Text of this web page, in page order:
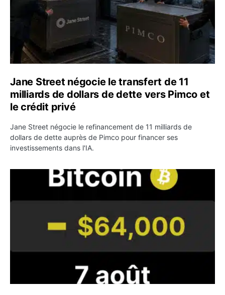
Jane Street négocie le transfert de 11
milliards de dollars de dette vers Pimco et
le crédit privé
Jane Street négocie le refinancement de 11 milliards de
dollars de dette auprès de Pimco pour financer ses
investissements dans l'IA.
Bitcoin stagne à 64 000 dollars pendant que les